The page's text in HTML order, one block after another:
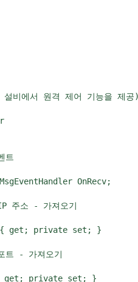
비에서 원격 제어 기능을 제공
트
OnRecv;
주소 - 가져오기
get; private set; }
트 - 가져오기
get; private set; }